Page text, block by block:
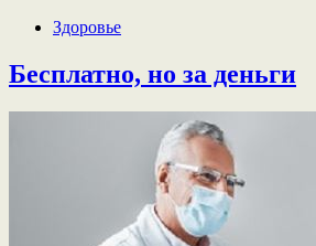
Здоровье
Бесплатно, но за деньги